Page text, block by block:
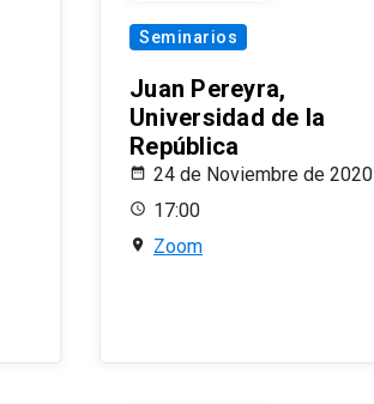
Seminarios
Juan Pereyra,
Universidad de la
República
24 de Noviembre de 2020
17:00
Zoom